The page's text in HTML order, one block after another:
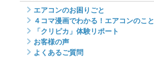
エアコンのお困りごと
４コマ漫画でわかる！エアコンのこと
「クリピカ」体験リポート
お客様の声
よくあるご質問